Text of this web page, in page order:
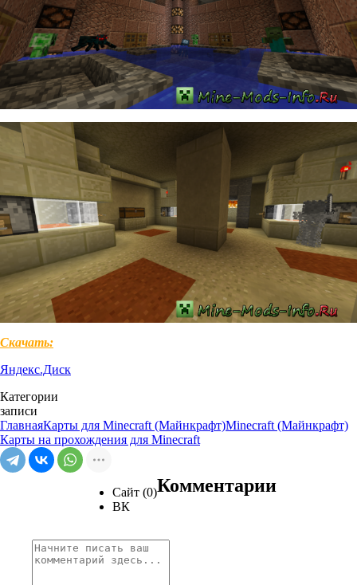
Скачать:
Яндекс.Диск
Категории
записи
ГлавнаяКарты для Minecraft (Майнкрафт)Minecraft (Майнкрафт)
Карты на прохождения для Minecraft
Сайт (0)
ВК
Комментарии